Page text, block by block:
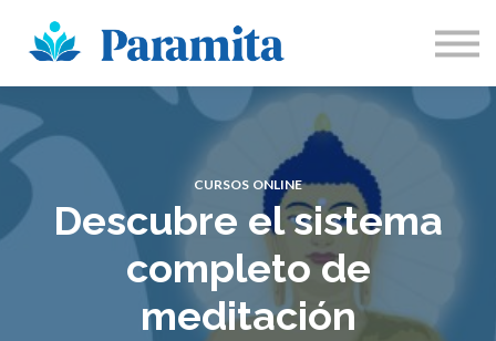
Sobre Nosotros
Participa
Inicia sesión
Registrarse
CURSOS ONLINE
Descubre el sistema
completo de
meditación